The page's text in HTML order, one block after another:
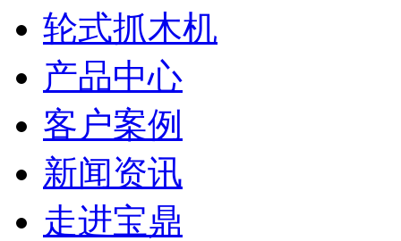
轮式抓木机
产品中心
客户案例
新闻资讯
走进宝鼎